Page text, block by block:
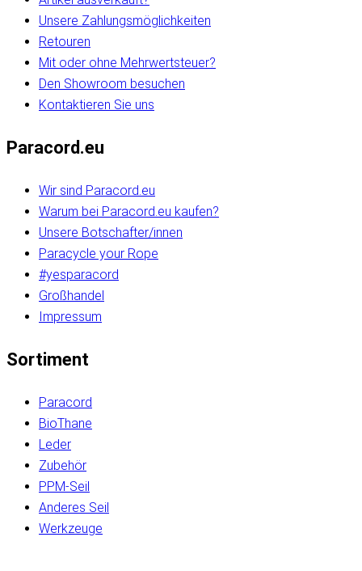
Unsere Zahlungsmöglichkeiten
Retouren
Mit oder ohne Mehrwertsteuer?
Den Showroom besuchen
Kontaktieren Sie uns
Paracord.eu
Wir sind Paracord.eu
Warum bei Paracord.eu kaufen?
Unsere Botschafter/innen
Paracycle your Rope
#yesparacord
Großhandel
Impressum
Sortiment
Paracord
BioThane
Leder
Zubehör
PPM-Seil
Anderes Seil
Werkzeuge